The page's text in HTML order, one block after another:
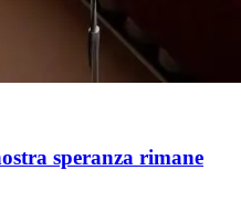
speranza rimane